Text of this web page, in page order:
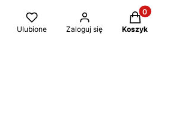
Ulubione Zaloguj się
Produkty w
Koszyk